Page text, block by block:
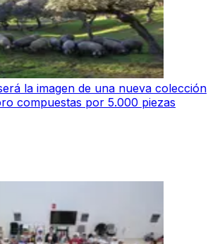
la imagen de una nueva colección
compuestas por 5.000 piezas